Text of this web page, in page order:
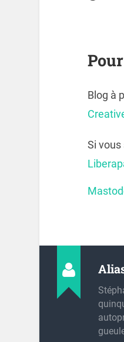
Blog à
Si